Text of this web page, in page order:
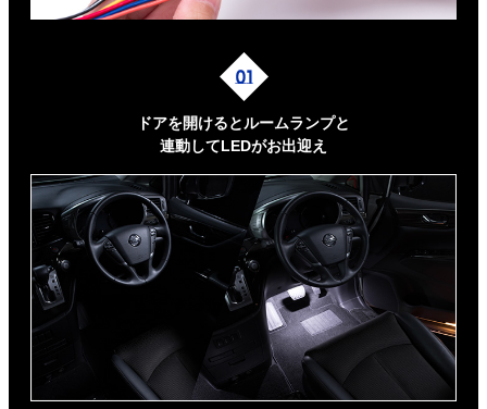
ドアを開けるとルームランプと
連動してLEDがお出迎え